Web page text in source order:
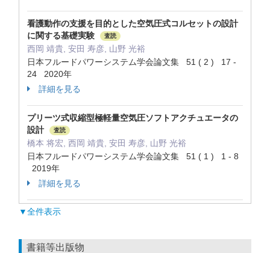
看護動作の支援を目的とした空気圧式コルセットの設計
に関する基礎実験
査読
西岡 靖貴, 安田 寿彦, 山野 光裕
日本フルードパワーシステム学会論文集 51 ( 2 ) 17 -
24 2020年
詳細を見る
プリーツ式収縮型極軽量空気圧ソフトアクチュエータの
設計
査読
橋本 将宏, 西岡 靖貴, 安田 寿彦, 山野 光裕
日本フルードパワーシステム学会論文集 51 ( 1 ) 1 - 8
2019年
詳細を見る
▼全件表示
書籍等出版物